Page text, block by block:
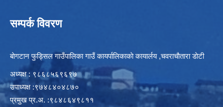
सम्पर्क विवरण
बाेगटान फुड्सिल गाउँपालिका गाउँ कायर्पालिकाकाे कायार्लय ,चवराचाैतारा डाेटी
अध्यक्ष : ९८६८५६९६९७
उपाध्यक्ष :९७४८४०४८७०
प्रमुख प्र.अ. :९८४८६४९८११